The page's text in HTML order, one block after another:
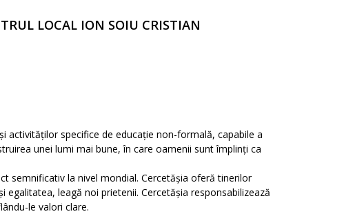
LOCAL ION SOIU CRISTIAN
activităților specifice de educație non-formală, capabile a
unei lumi mai bune, în care oamenii sunt împlinți ca
semnificativ la nivel mondial. Cercetășia oferă tinerilor
leagă noi prietenii. Cercetășia responsabilizează
le valori clare.